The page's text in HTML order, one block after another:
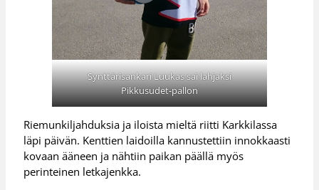
Synttärisankari Luukas sai lahjaksi
Pikkusudet-pallon
Riemunkiljahduksia ja iloista mieltä riitti Karkkilassa
läpi päivän. Kenttien laidoilla kannustettiin innokkaasti
kovaan ääneen ja nähtiin paikan päällä myös
perinteinen letkajenkka.